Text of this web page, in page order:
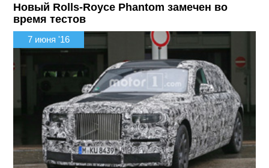
Новый Rolls-Royce Phantom замечен во
время тестов
7 июня '16